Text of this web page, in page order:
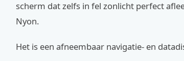
scherm dat zelfs in fel zonlicht perfect
Nyon.
Het is een afneembaar navigatie- en